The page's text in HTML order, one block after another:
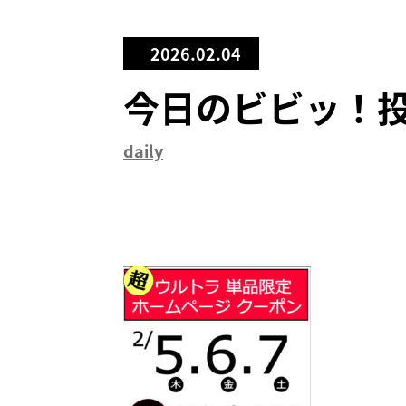
2026.02.04
今日のビビッ！
daily